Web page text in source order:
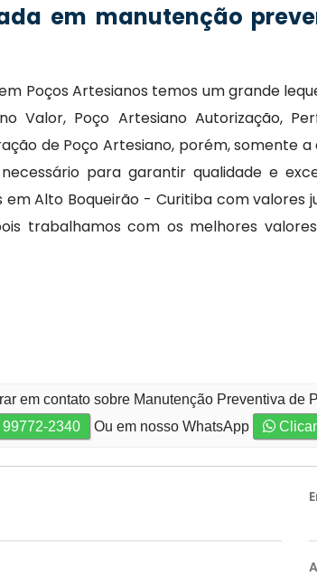
em manutenção
Poços Artesianos temos um grande
Valor, Poço Artesiano Autorização,
de Poço Artesiano, porém, somente
para garantir qualidade e
em Alto Boqueirão - Curitiba com valores
trabalhamos com os melhores
em contato sobre Manutenção Preventiva de
99772-2340 Ou em nosso WhatsApp